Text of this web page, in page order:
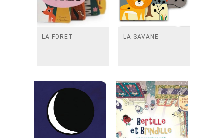
LA FORET LA SAVANE